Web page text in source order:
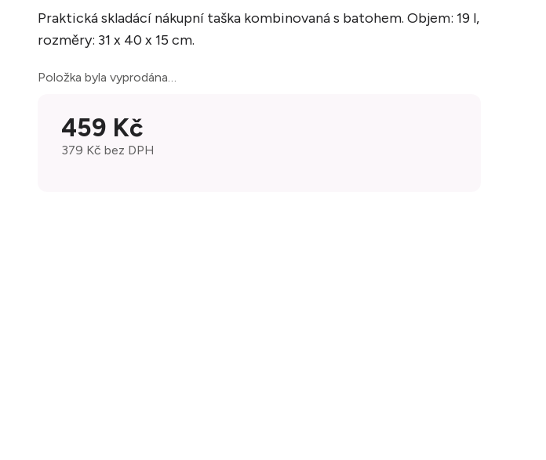
Praktická skladácí nákupní taška kombinovaná s batohem. Objem: 19 l,
rozměry: 31 x 40 x 15 cm.
Položka byla vyprodána…
459 Kč
379 Kč bez DPH